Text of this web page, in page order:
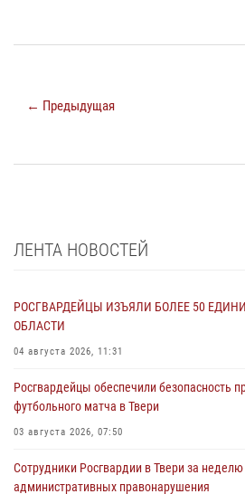
← Предыдущая
ЛЕНТА НОВОСТЕЙ
РОСГВАРДЕЙЦЫ ИЗЪЯЛИ БОЛЕЕ 50
ОБЛАСТИ
04 августа 2026, 11:31
Росгвардейцы обеспечили безопасность
футбольного матча в Твери
03 августа 2026, 07:50
Сотрудники Росгвардии в Твери за
административных правонарушения